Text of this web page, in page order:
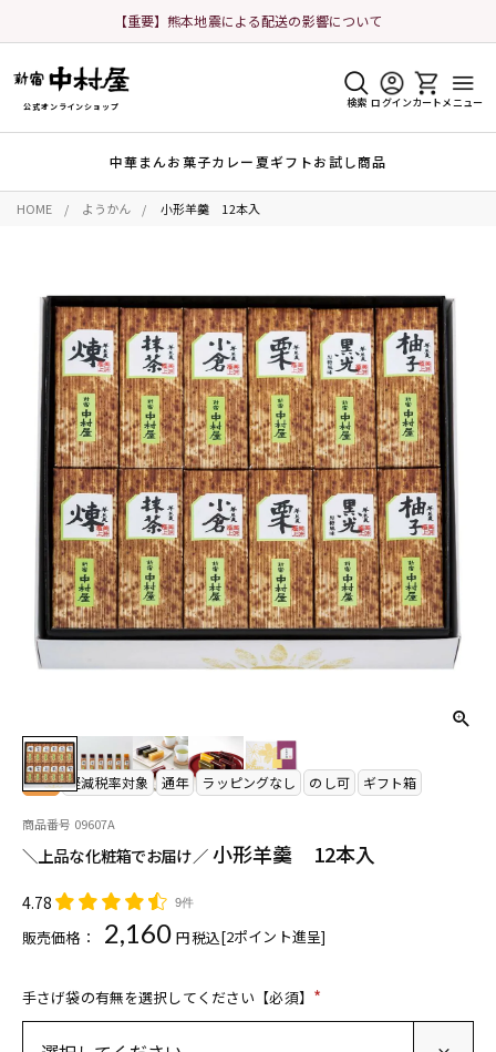
【重要】熊本地震による配送の影響について
公式オンラインショップ 検索 ログインカート メニュー
中華まんお菓子カレー夏ギフトお試し商品
HOME ようかん 小形羊羹 12本入
常温 軽減税率対象 通年 ラッピングなし のし可 ギフト箱
商品番号 09607A
＼上品な化粧箱でお届け／ 小形羊羹 12本入
4.78 9件
販売価格： 2,160 税込[2ポイント進呈]
手さげ袋の有無を選択してください【必須】
(